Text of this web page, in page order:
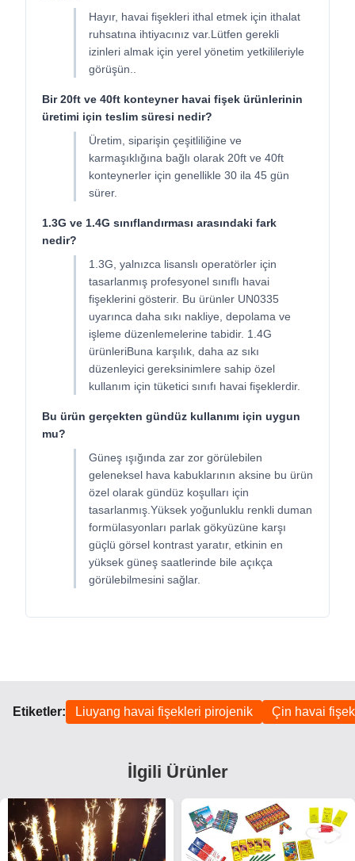
Hayır, havai fişekleri ithal etmek için ithalat
ruhsatına ihtiyacınız var.Lütfen gerekli
izinleri almak için yerel yönetim yetkilileriyle
görüşün..
Bir 20ft ve 40ft konteyner havai fişek ürünlerinin
üretimi için teslim süresi nedir?
Üretim, siparişin çeşitliliğine ve
karmaşıklığına bağlı olarak 20ft ve 40ft
konteynerler için genellikle 30 ila 45 gün
sürer.
1.3G ve 1.4G sınıflandırması arasındaki fark
nedir?
1.3G, yalnızca lisanslı operatörler için
tasarlanmış profesyonel sınıflı havai
fişeklerini gösterir. Bu ürünler UN0335
uyarınca daha sıkı nakliye, depolama ve
işleme düzenlemelerine tabidir. 1.4G
ürünleriBuna karşılık, daha az sıkı
düzenleyici gereksinimlere sahip özel
kullanım için tüketici sınıfı havai fişeklerdir.
Bu ürün gerçekten gündüz kullanımı için uygun
mu?
Güneş ışığında zar zor görülebilen
geleneksel hava kabuklarının aksine bu ürün
özel olarak gündüz koşulları için
tasarlanmış.Yüksek yoğunluklu renkli duman
formülasyonları parlak gökyüzüne karşı
güçlü görsel kontrast yaratır, etkinin en
yüksek güneş saatlerinde bile açıkça
görülebilmesini sağlar.
Etiketler: Liuyang havai fişekleri pirojenik Çin havai
İlgili Ürünler